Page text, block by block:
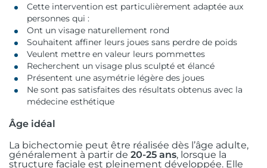
Cette intervention est particulièrement adaptée aux
personnes qui :
Ont un visage naturellement rond
Souhaitent affiner leurs joues sans perdre de poids
Veulent mettre en valeur leurs pommettes
Recherchent un visage plus sculpté et élancé
Présentent une asymétrie légère des joues
Ne sont pas satisfaites des résultats obtenus avec la
médecine esthétique
Âge idéal
La bichectomie peut être réalisée dès l’âge adulte,
généralement à partir de 20-25 ans, lorsque la
structure faciale est pleinement développée. Elle